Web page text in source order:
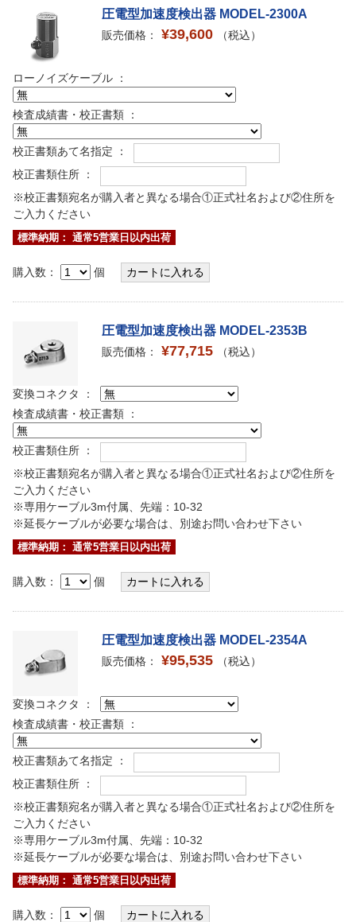
圧電型加速度検出器 MODEL-2300A
販売価格： ¥39,600 （税込）
ローノイズケーブル ：
検査成績書・校正書類 ：
校正書類あて名指定 ：
校正書類住所 ：
※校正書類宛名が購入者と異なる場合①正式社名および②住所を
ご入力ください
標準納期： 通常5営業日以内出荷
購入数： 個
圧電型加速度検出器 MODEL-2353B
販売価格： ¥77,715 （税込）
変換コネクタ ：
検査成績書・校正書類 ：
校正書類住所 ：
※校正書類宛名が購入者と異なる場合①正式社名および②住所を
ご入力ください
※専用ケーブル3m付属、先端：10-32
※延長ケーブルが必要な場合は、別途お問い合わせ下さい
標準納期： 通常5営業日以内出荷
購入数： 個
圧電型加速度検出器 MODEL-2354A
販売価格： ¥95,535 （税込）
変換コネクタ ：
検査成績書・校正書類 ：
校正書類あて名指定 ：
校正書類住所 ：
※校正書類宛名が購入者と異なる場合①正式社名および②住所を
ご入力ください
※専用ケーブル3m付属、先端：10-32
※延長ケーブルが必要な場合は、別途お問い合わせ下さい
標準納期： 通常5営業日以内出荷
購入数： 個